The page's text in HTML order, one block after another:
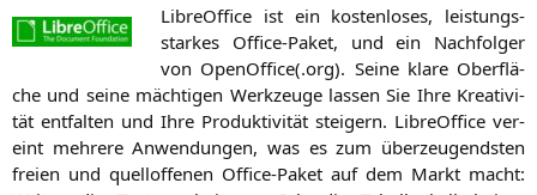
Libre­Of­fice ist ein kos­ten­lo­ses, leis­tungs­
star­kes Office-Paket, und ein Nach­fol­ger
von OpenOffice(.org). Sei­ne kla­re Ober­flä­
che und sei­ne mäch­ti­gen Werk­zeu­ge las­sen Sie Ihre Krea­ti­vi­
tät ent­fal­ten und Ihre Pro­duk­ti­vi­tät stei­gern. Libre­Of­fice ver­
eint meh­re­re Anwen­dun­gen, was es zum über­zeu­gends­ten
frei­en und quell­of­fe­nen Office-Paket auf dem Markt macht: